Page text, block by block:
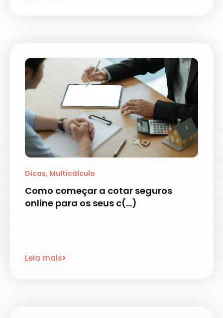
Dicas, Multicálculo
Como começar a cotar seguros
online para os seus c(...)
Leia mais